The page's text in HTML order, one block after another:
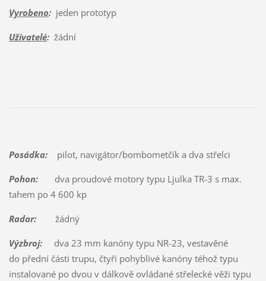
Vyrobeno:jeden prototyp
Uživatelé:žádní
Posádka:pilot, navigátor/bombometčík a dva střelci
Pohon:dva proudové motory typu Ljulka TR-3 s max.
tahem po 4 600 kp
Radar:žádný
Výzbroj:dva 23 mm kanóny typu NR-23, vestavěné
do přední části trupu, čtyři pohyblivé kanóny téhož typu
instalované po dvou v dálkově ovládané střelecké věži typu